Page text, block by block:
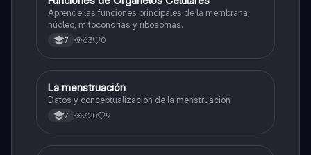
Aprende las funciones principales de la membrana,
núcleo, mitocondrias y ribosomas.
7 63 0
Biologia
La menstruación
Datos y conceptualizacion de la menstruación
7 320 9